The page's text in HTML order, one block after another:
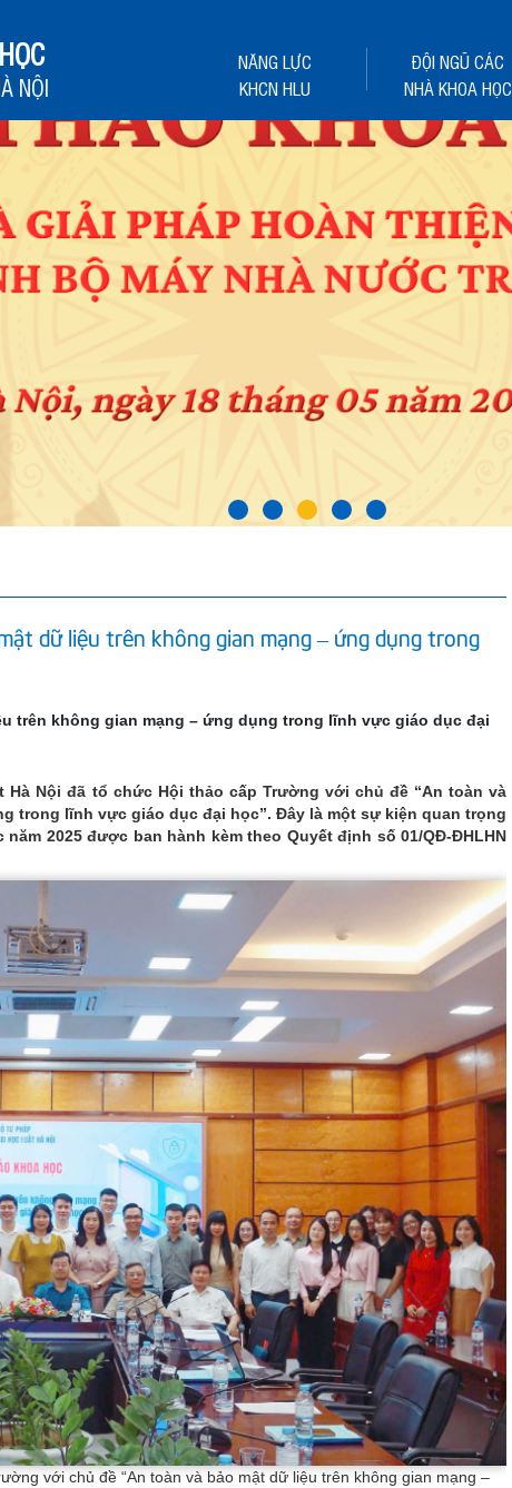
NỘI
NĂNG LỰC
KHCN HLU
ĐỘI NGŨ CÁC
NHÀ KHOA HỌC
dữ liệu trên không gian mạng – ứng dụng trong
trên không gian mạng – ứng dụng trong lĩnh vực giáo dục đại
Hà Nội đã tổ chức Hội thảo cấp Trường với chủ đề “An toàn và
trong lĩnh vực giáo dục đại học”. Đây là một sự kiện quan trọng
2025 được ban hành kèm theo Quyết định số 01/QĐ-ĐHLHN
với chủ đề “An toàn và bảo mật dữ liệu trên không gian mạng –